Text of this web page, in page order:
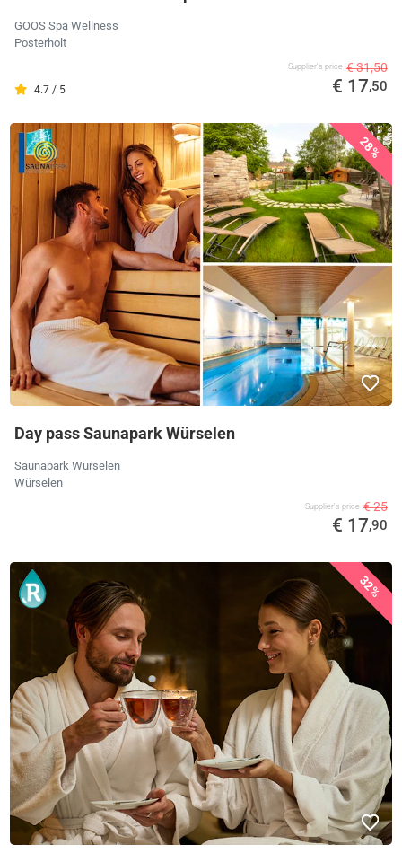
GOOS Spa Wellness
Posterholt
4.7 / 5
Supplier's price € 31,50
€ 17,50
28%
Day pass Saunapark Würselen
Saunapark Wurselen
Würselen
Supplier's price € 25
€ 17,90
32%